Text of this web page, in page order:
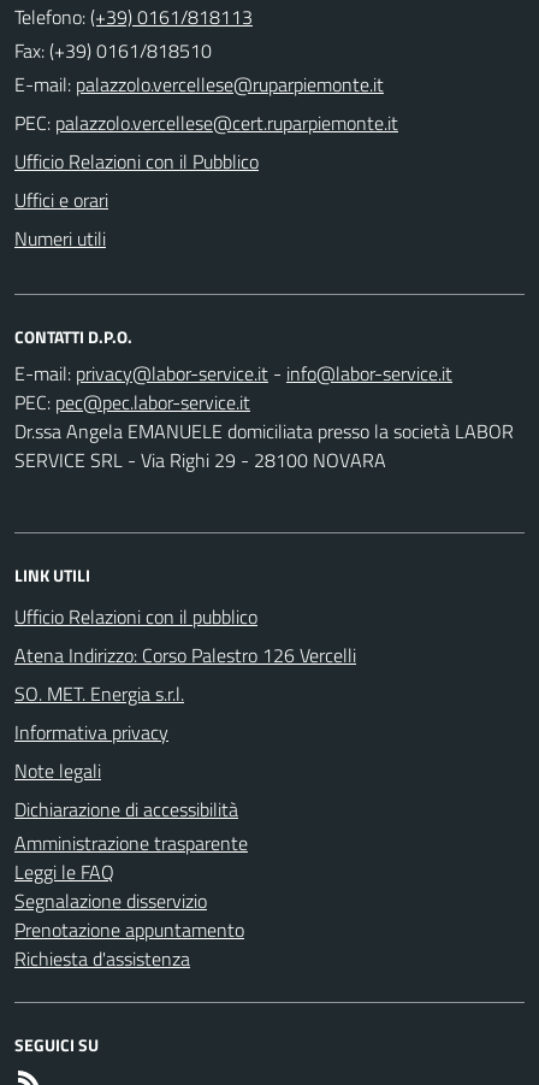
Telefono:(+39) 0161/818113
Fax: (+39) 0161/818510
E-mail:
PEC:
Ufficio Relazioni con il Pubblico
Uffici e orari
Numeri utili
CONTATTI D.P.O.
E-mail:
-
PEC:
Dr.ssa Angela EMANUELE domiciliata presso la società LABOR
SERVICE SRL - Via Righi 29 - 28100 NOVARA
LINK UTILI
Ufficio Relazioni con il pubblico
Atena Indirizzo: Corso Palestro 126 Vercelli
SO. MET. Energia s.r.l.
Informativa privacy
Note legali
Dichiarazione di accessibilità
Amministrazione trasparente
Leggi le FAQ
Segnalazione disservizio
Prenotazione appuntamento
Richiesta d'assistenza
SEGUICI SU